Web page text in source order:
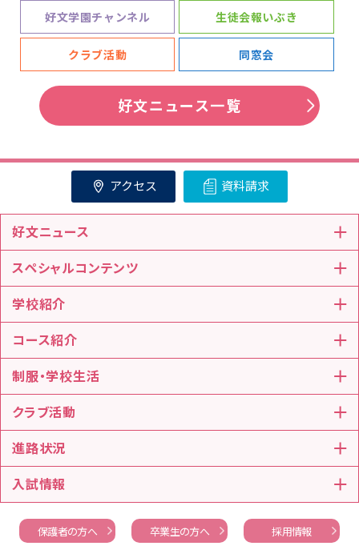
好文学園チャンネル 生徒会報いぶき
クラブ活動 同窓会
好文ニュース一覧
アクセス 資料請求
好文ニュース
スペシャルコンテンツ
学校紹介
コース紹介
制服・学校生活
クラブ活動
進路状況
入試情報
保護者の方へ 卒業生の方へ 採用情報